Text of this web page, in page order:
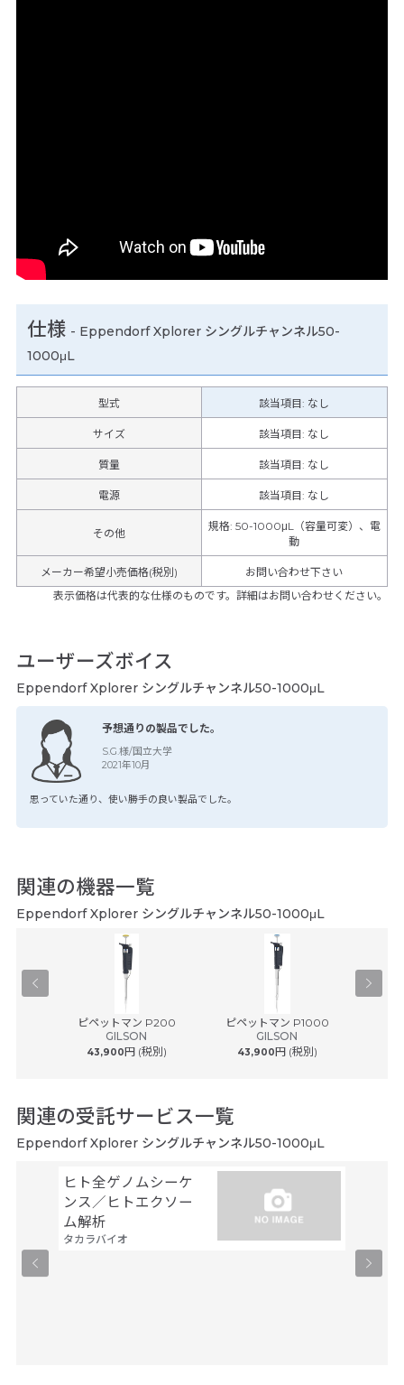
仕様 - Eppendorf Xplorer シングルチャンネル50-
1000μL
型式 該当項目: なし
サイズ 該当項目: なし
質量 該当項目: なし
電源 該当項目: なし
その他
規格: 50-1000μL（容量可変）、電
動
メーカー希望小売価格(税別)
お問い合わせ下さい
表示価格は代表的な仕様のものです。詳細はお問い合わせください。
ユーザーズボイス
Eppendorf Xplorer シングルチャンネル50-1000μL
予想通りの製品でした。
思っていた通り、使い勝手の良い製品でした。
S.G.様/国立大学
2021年10月
関連の機器一覧
Eppendorf Xplorer シングルチャンネル50-1000μL
ピペットマン P200
GILSON
43,900円 (税別)
ピペットマン P1000
GILSON
43,900円 (税別)
関連の受託サービス一覧
Eppendorf Xplorer シングルチャンネル50-1000μL
ヒト全ゲノムシーケ
ンス／ヒトエクソー
ム解析
タカラバイオ